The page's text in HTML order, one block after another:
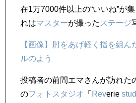
在1万7000件以上の“いいね”が
れはマスターが撮った ステージ
【画像】肘をあげ軽く指を組ん
ルのよう
投稿者の前間エマさんが訪れた
のフォトスタジオ 「 Reverie